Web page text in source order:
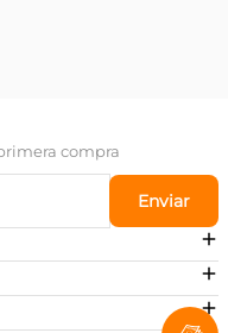
compra
Enviar